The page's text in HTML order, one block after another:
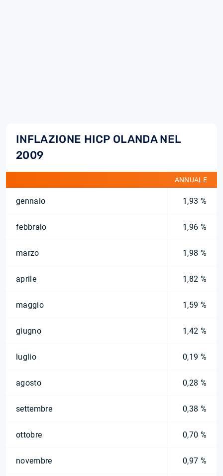
INFLAZIONE HICP OLANDA NEL
2009
ANNUALE
gennaio 1,93 %
febbraio 1,96 %
marzo 1,98 %
aprile 1,82 %
maggio 1,59 %
giugno 1,42 %
luglio 0,19 %
agosto 0,28 %
settembre 0,38 %
ottobre 0,70 %
novembre 0,97 %